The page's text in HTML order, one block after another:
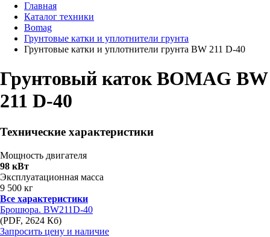
Главная
Каталог техники
Bomag
Грунтовые катки и уплотнители грунта
Грунтовые катки и уплотнители грунта BW 211 D-40
Грунтовый каток BOMAG BW
211 D-40
Технические характеристики
Мощность двигателя
98 кВт
Эксплуатационная масса
9 500 кг
Все характеристики
Брошюра. BW211D-40
(PDF, 2624 Кб)
Запросить цену и наличие